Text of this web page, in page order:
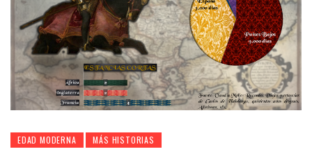
EDAD MODERNA MÁS HISTORIAS